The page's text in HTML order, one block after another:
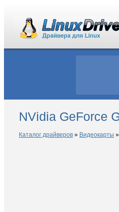
NVidia GeForce
Каталог драйверов » Видеокарты »